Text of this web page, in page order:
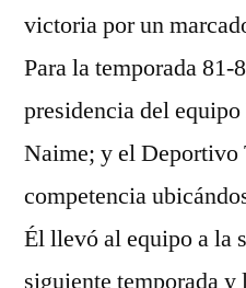
victoria por un
Para la temporada 81-
presidencia del
Naime; y el Deportivo
competencia
Él llevó al equipo a la
siguiente temporada